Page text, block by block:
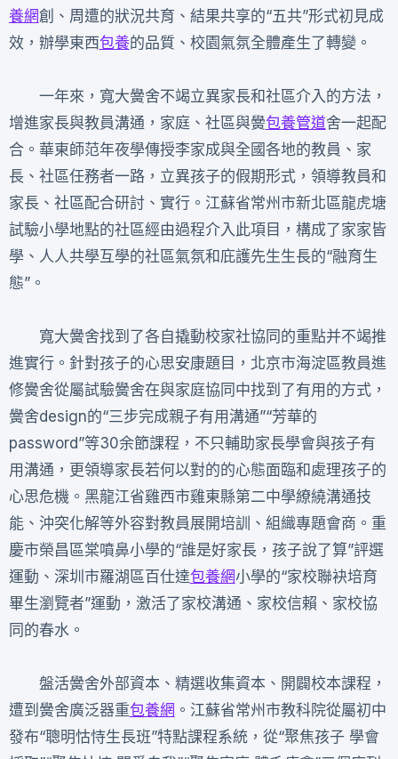
養網創、周遭的狀況共育、結果共享的“五共”形式初見成
效，辦學東西包養的品質、校園氣氛全體產生了轉變。
一年來，寬大黌舍不竭立異家長和社區介入的方法，
增進家長與教員溝通，家庭、社區與黌包養管道舍一起配
合。華東師范年夜學傳授李家成與全國各地的教員、家
長、社區任務者一路，立異孩子的假期形式，領導教員和
家長、社區配合研討、實行。江蘇省常州市新北區龍虎塘
試驗小學地點的社區經由過程介入此項目，構成了家家皆
學、人人共學互學的社區氣氛和庇護先生生長的“融育生
態”。
寬大黌舍找到了各自撬動校家社協同的重點并不竭推
進實行。針對孩子的心思安康題目，北京市海淀區教員進
修黌舍從屬試驗黌舍在與家庭協同中找到了有用的方式，
黌舍design的“三步完成親子有用溝通”“芳華的
password”等30余節課程，不只輔助家長學會與孩子有
用溝通，更領導家長若何以對的的心態面臨和處理孩子的
心思危機。黑龍江省雞西市雞東縣第二中學繚繞溝通技
能、沖突化解等外容對教員展開培訓、組織專題會商。重
慶市榮昌區棠噴鼻小學的“誰是好家長，孩子說了算”評選
運動、深圳市羅湖區百仕達包養網小學的“家校聯袂培育
畢生瀏覽者”運動，激活了家校溝通、家校信賴、家校協
同的春水。
盤活黌舍外部資本、精選收集資本、開闢校本課程，
遭到黌舍廣泛器重包養網 。江蘇省常州市教科院從屬初中
發布“聰明怙恃生長班”特點課程系統，從“聚焦孩子 學會